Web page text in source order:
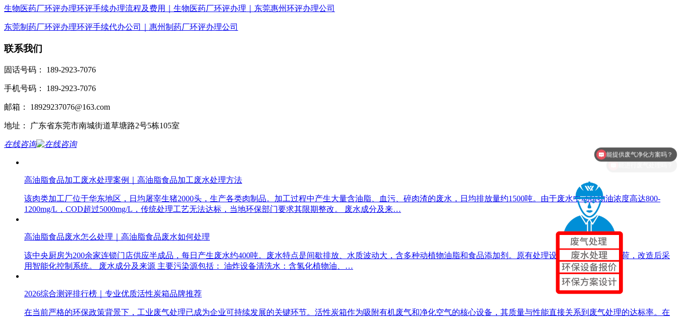
生物医药厂环评办理环评手续办理流程及费用｜生物医药厂环评办理｜东莞惠州环评办理公司
东莞制药厂环评办理环评手续代办公司｜惠州制药厂环评办理公司
联系我们
固话号码： 189-2923-7076
手机号码： 189-2923-7076
邮箱： 18929237076@163.com
地址： 广东省东莞市南城街道草塘路2号5栋105室
在线咨询
高油脂食品加工废水处理案例｜高油脂食品加工废水处理方法
该肉类加工厂位于华东地区，日均屠宰生猪2000头，生产各类肉制品。加工过程中产生大量含油脂、血污、碎肉渣的废水，日均排放量约1500吨。由于废水中动植物油浓度高达800-
1200mg/L，COD超过5000mg/L，传统处理工艺无法达标，当地环保部门要求其限期整改。 废水成分及来…
高油脂食品废水怎么处理｜高油脂食品废水如何处理
该中央厨房为200余家连锁门店供应半成品，每日产生废水约400吨。废水特点是间歇排放、水质波动大，含多种动植物油脂和食品添加剂。原有处理设施无法应对高峰负荷，改造后采
用智能化控制系统。 废水成分及来源 主要污染源包括： 油炸设备清洗水：含氢化植物油、…
2026综合测评排行榜｜专业优质活性炭箱品牌推荐
在当前严格的环保政策背景下，工业废气处理已成为企业可持续发展的关键环节。活性炭箱作为吸附有机废气和净化空气的核心设备，其质量与性能直接关系到废气处理的达标率。在
能进行废气处理吗？